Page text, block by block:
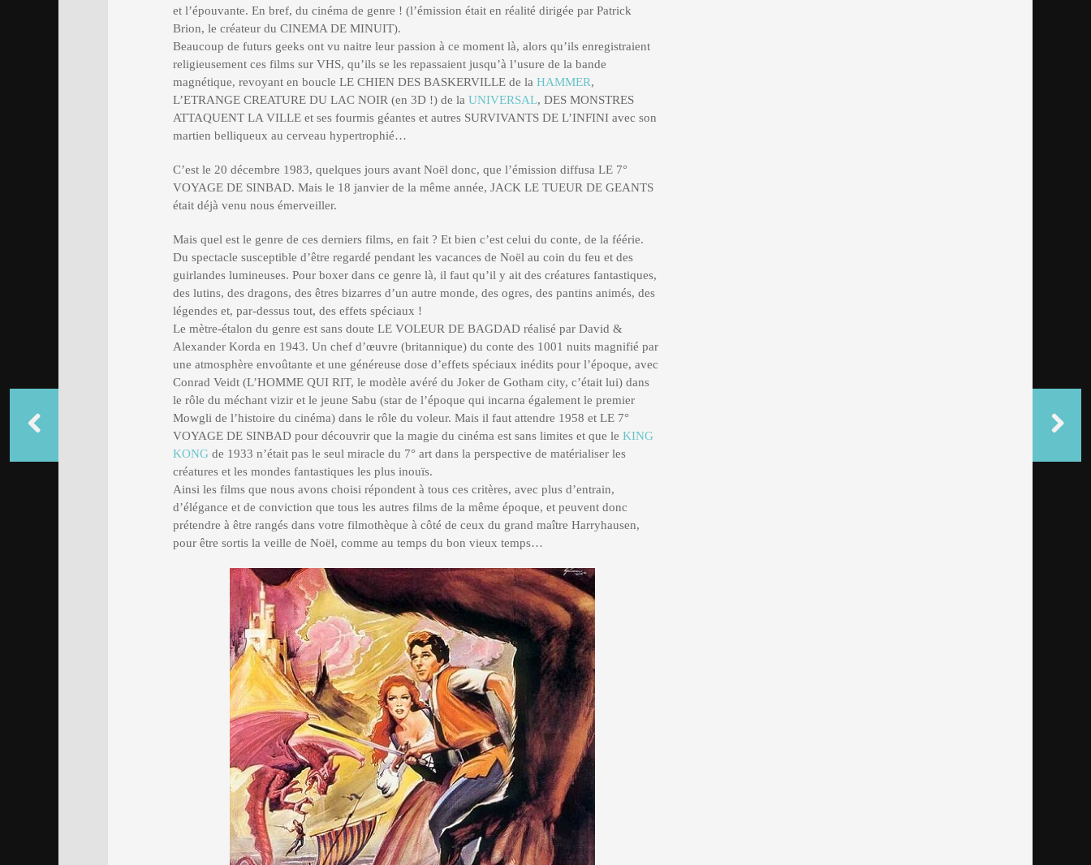
et l’épouvante. En bref, du cinéma de genre ! (l’émission était en réalité dirigée par Patrick
Brion, le créateur du CINEMA DE MINUIT).
Beaucoup de futurs geeks ont vu naitre leur passion à ce moment là, alors qu’ils enregistraient
religieusement ces films sur VHS, qu’ils se les repassaient jusqu’à l’usure de la bande
magnétique, revoyant en boucle LE CHIEN DES BASKERVILLE de la HAMMER,
L’ETRANGE CREATURE DU LAC NOIR (en 3D !) de la UNIVERSAL, DES MONSTRES
ATTAQUENT LA VILLE et ses fourmis géantes et autres SURVIVANTS DE L’INFINI avec son
martien belliqueux au cerveau hypertrophié…
C’est le 20 décembre 1983, quelques jours avant Noël donc, que l’émission diffusa LE 7°
VOYAGE DE SINBAD. Mais le 18 janvier de la même année, JACK LE TUEUR DE GEANTS
était déjà venu nous émerveiller.
Mais quel est le genre de ces derniers films, en fait ? Et bien c’est celui du conte, de la féérie.
Du spectacle susceptible d’être regardé pendant les vacances de Noël au coin du feu et des
guirlandes lumineuses. Pour boxer dans ce genre là, il faut qu’il y ait des créatures fantastiques,
des lutins, des dragons, des êtres bizarres d’un autre monde, des ogres, des pantins animés, des
légendes et, par-dessus tout, des effets spéciaux !
Le mètre-étalon du genre est sans doute LE VOLEUR DE BAGDAD réalisé par David &
Alexander Korda en 1943. Un chef d’œuvre (britannique) du conte des 1001 nuits magnifié par
une atmosphère envoûtante et une généreuse dose d’effets spéciaux inédits pour l’époque, avec
Conrad Veidt (L’HOMME QUI RIT, le modèle avéré du Joker de Gotham city, c’était lui) dans
le rôle du méchant vizir et le jeune Sabu (star de l’époque qui incarna également le premier
Mowgli de l’histoire du cinéma) dans le rôle du voleur. Mais il faut attendre 1958 et LE 7°
VOYAGE DE SINBAD pour découvrir que la magie du cinéma est sans limites et que le KING
KONG de 1933 n’était pas le seul miracle du 7° art dans la perspective de matérialiser les
créatures et les mondes fantastiques les plus inouïs.
Ainsi les films que nous avons choisi répondent à tous ces critères, avec plus d’entrain,
d’élégance et de conviction que tous les autres films de la même époque, et peuvent donc
prétendre à être rangés dans votre filmothèque à côté de ceux du grand maître Harryhausen,
pour être sortis la veille de Noël, comme au temps du bon vieux temps…